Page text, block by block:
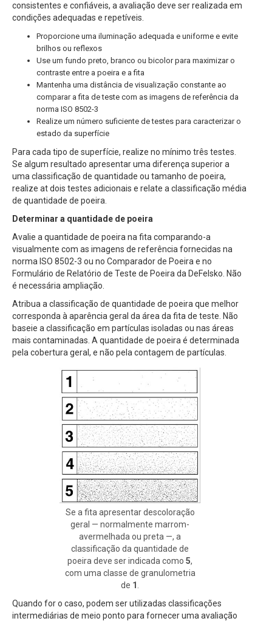
consistentes e confiáveis, a avaliação deve ser realizada em
condições adequadas e repetíveis.
Proporcione uma iluminação adequada e uniforme e evite
brilhos ou reflexos
Use um fundo preto, branco ou bicolor para maximizar o
contraste entre a poeira e a fita
Mantenha uma distância de visualização constante ao
comparar a fita de teste com as imagens de referência da
norma ISO 8502-3
Realize um número suficiente de testes para caracterizar o
estado da superfície
Para cada tipo de superfície, realize no mínimo três testes.
Se algum resultado apresentar uma diferença superior a
uma classificação de quantidade ou tamanho de poeira,
realize at dois testes adicionais e relate a classificação média
de quantidade de poeira.
Determinar a quantidade de poeira
Avalie a quantidade de poeira na fita comparando-a
visualmente com as imagens de referência fornecidas na
norma ISO 8502-3 ou no Comparador de Poeira e no
Formulário de Relatório de Teste de Poeira da DeFelsko. Não
é necessária ampliação.
Atribua a classificação de quantidade de poeira que melhor
corresponda à aparência geral da área da fita de teste. Não
baseie a classificação em partículas isoladas ou nas áreas
mais contaminadas. A quantidade de poeira é determinada
pela cobertura geral, e não pela contagem de partículas.
Se a fita apresentar descoloração
geral — normalmente marrom-
avermelhada ou preta —, a
classificação da quantidade de
poeira deve ser indicada como 5,
com uma classe de granulometria
de 1
Quando for o caso, podem ser utilizadas classificações
intermediárias de meio ponto para fornecer uma avaliação